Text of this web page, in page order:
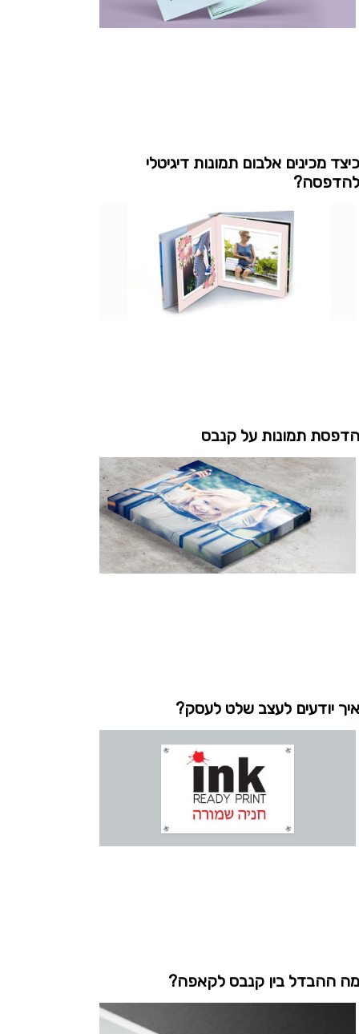
כיצד מכינים אלבום תמונות דיגיטלי
להדפסה?
הדפסת תמונות על קנבס
איך יודעים לעצב שלט לעסק?
מה ההבדל בין קנבס לקאפה?